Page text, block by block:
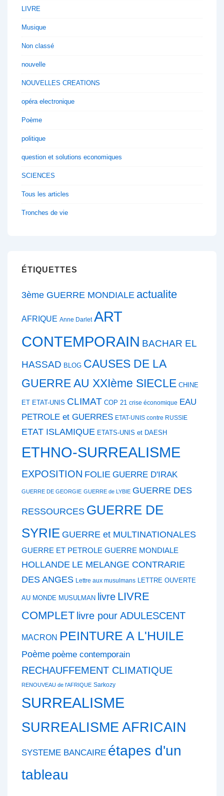
LIVRE
Musique
Non classé
nouvelle
NOUVELLES CREATIONS
opéra electronique
Poème
politique
question et solutions economiques
SCIENCES
Tous les articles
Tronches de vie
ÉTIQUETTES
3ème GUERRE MONDIALE actualite
AFRIQUE Anne Darlet ART
CONTEMPORAIN BACHAR EL
HASSAD BLOG CAUSES DE LA
GUERRE AU XXIème SIECLE CHINE
ET ETAT-UNIS CLIMAT COP 21 crise économique EAU
PETROLE et GUERRES ETAT-UNIS contre RUSSIE
ETAT ISLAMIQUE ETATS-UNIS et DAESH
ETHNO-SURREALISME
EXPOSITION FOLIE GUERRE D'IRAK
GUERRE DE GEORGIE GUERRE de LYBIE GUERRE DES
RESSOURCES GUERRE DE
SYRIE GUERRE et MULTINATIONALES
GUERRE ET PETROLE GUERRE MONDIALE
HOLLANDE LE MELANGE CONTRARIE
DES ANGES Lettre aux musulmans LETTRE OUVERTE
AU MONDE MUSULMAN livre LIVRE
COMPLET livre pour ADULESCENT
MACRON PEINTURE A L'HUILE
Poème poème contemporain
RECHAUFFEMENT CLIMATIQUE
RENOUVEAU de l'AFRIQUE Sarkozy
SURREALISME
SURREALISME AFRICAIN
SYSTEME BANCAIRE étapes d'un
tableau